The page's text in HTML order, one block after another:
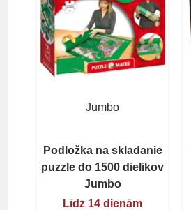
Jumbo
Podložka na skladanie
puzzle do 1500 dielikov
Jumbo
Līdz 14 dienām